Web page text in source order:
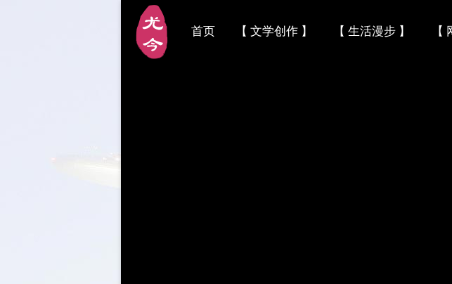
首页 【 文学创作 】 【 生活漫步 】 【